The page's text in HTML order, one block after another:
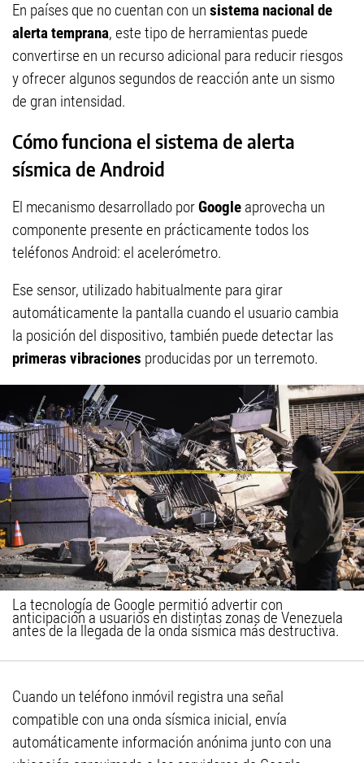
En países que no cuentan con un sistema nacional de
alerta temprana, este tipo de herramientas puede
convertirse en un recurso adicional para reducir riesgos
y ofrecer algunos segundos de reacción ante un sismo
de gran intensidad.
Cómo funciona el sistema de alerta
sísmica de Android
El mecanismo desarrollado porGoogle aprovecha un
componente presente en prácticamente todos los
teléfonos Android: el acelerómetro.
Ese sensor, utilizado habitualmente para girar
automáticamente la pantalla cuando el usuario cambia
la posición del dispositivo, también puede detectar las
primeras vibraciones producidas por un terremoto.
La tecnología de Google permitió advertir con
anticipación a usuarios en distintas zonas de Venezuela
antes de la llegada de la onda sísmica más destructiva.
Cuando un teléfono inmóvil registra una señal
compatible con una onda sísmica inicial, envía
automáticamente información anónima junto con una